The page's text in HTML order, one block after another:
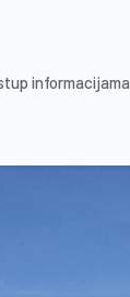
informacijama